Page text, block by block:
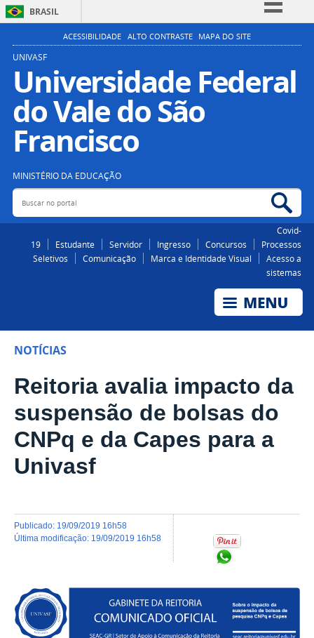
BRASIL
Simplifique!
Participe
Acesso à informação
Legislação
ACESSIBILIDADE ALTO CONTRASTE MAPA DO SITE
UNIVASF
Universidade Federal
do Vale do São
Francisco
MINISTÉRIO DA EDUCAÇÃO
Buscar no portal
Covid-
19
Estudante Servidor Ingresso Concursos
Processos
Seletivos
Comunicação Marca e Identidade Visual
Acesso a
sistemas
NOTÍCIAS
Reitoria avalia impacto da
suspensão de bolsas do
CNPq e da Capes para a
Univasf
publicado: 19/09/2019 16h58
última modificação: 19/09/2019 16h58